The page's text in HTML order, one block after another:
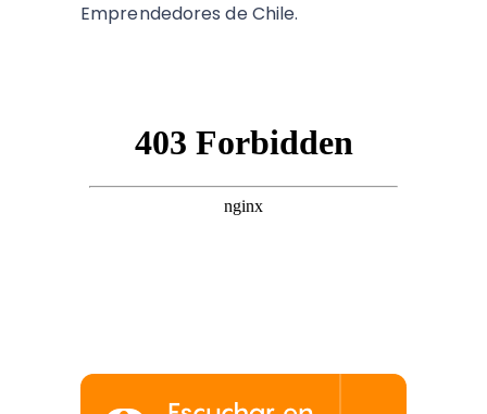
Emprendedores de Chile.